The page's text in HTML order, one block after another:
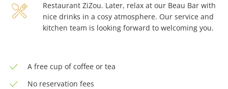
restaurant-
x-
Restaurant ZiZou. Later, relax at our Beau Bar with
nice drinks in a cosy atmosphere. Our service and
kitchen team is looking forward to welcoming you.
A free cup of coffee or tea
No reservation fees